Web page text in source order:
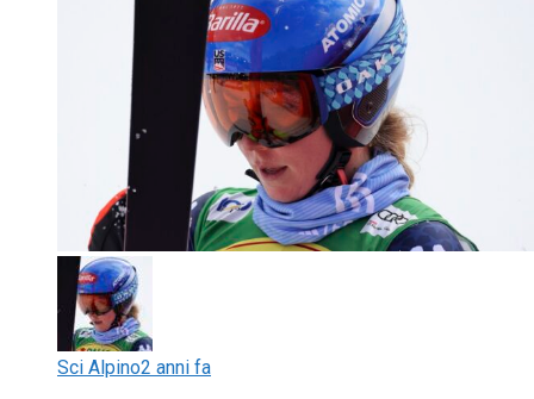
Sci Alpino2 anni fa